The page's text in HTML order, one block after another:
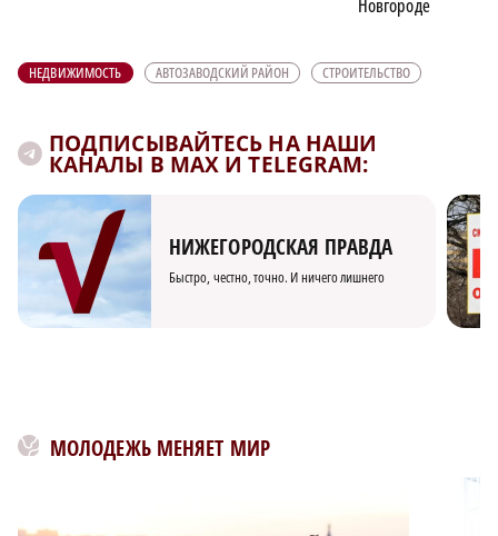
Новгороде
НЕДВИЖИМОСТЬ АВТОЗАВОДСКИЙ РАЙОН СТРОИТЕЛЬСТВО
ПОДПИСЫВАЙТЕСЬ НА НАШИ
КАНАЛЫ В MAX И TELEGRAM:
НИЖЕГОРОДСКАЯ ПРАВДА
Быстро, честно, точно. И ничего лишнего
МОЛОДЕЖЬ МЕНЯЕТ МИР